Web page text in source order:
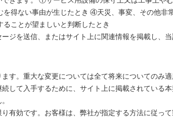
得ない事由が生じたとき ④天災、事変、その他非
ことが望ましいと判断したとき
ジを送信、またはサイト上に関連情報を掲載し、当
す。重大な変更については全て将来についてのみ
して入手するために、サイト上に掲載されている
有効です。お客様は、弊社が指定する方法に従っ